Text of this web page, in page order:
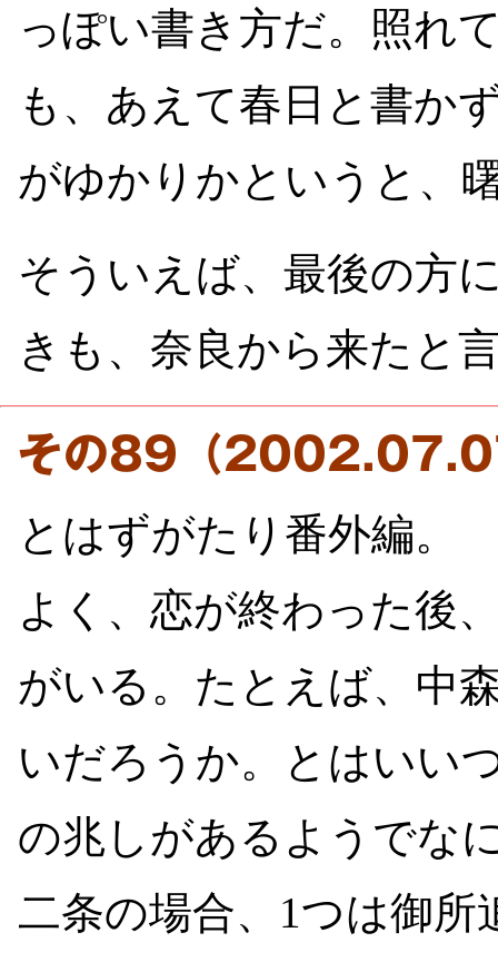
っぽい書き方だ。照れ
も、あえて春日と書か
がゆかりかというと、
そういえば、最後の方
きも、奈良から来たと
その89（
とはずがたり番外編。
よく、恋が終わった後
がいる。たとえば、中
いだろうか。とはいい
の兆しがあるようでな
二条の場合、1つは御